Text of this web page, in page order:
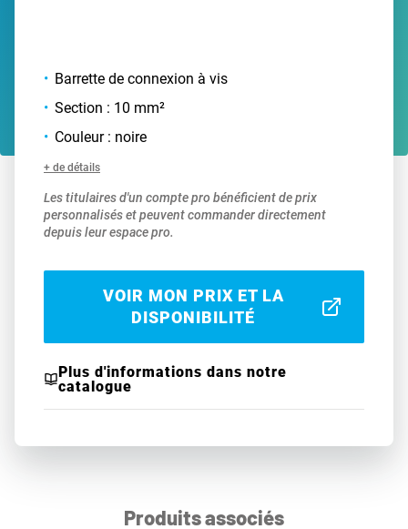
Barrette de connexion à vis
Section : 10 mm²
Couleur : noire
+ de détails
Les titulaires d'un compte pro bénéficient de prix
personnalisés et peuvent commander directement
depuis leur espace pro.
VOIR MON PRIX ET LA
DISPONIBILITÉ
Plus d'informations dans notre
catalogue
Produits associés